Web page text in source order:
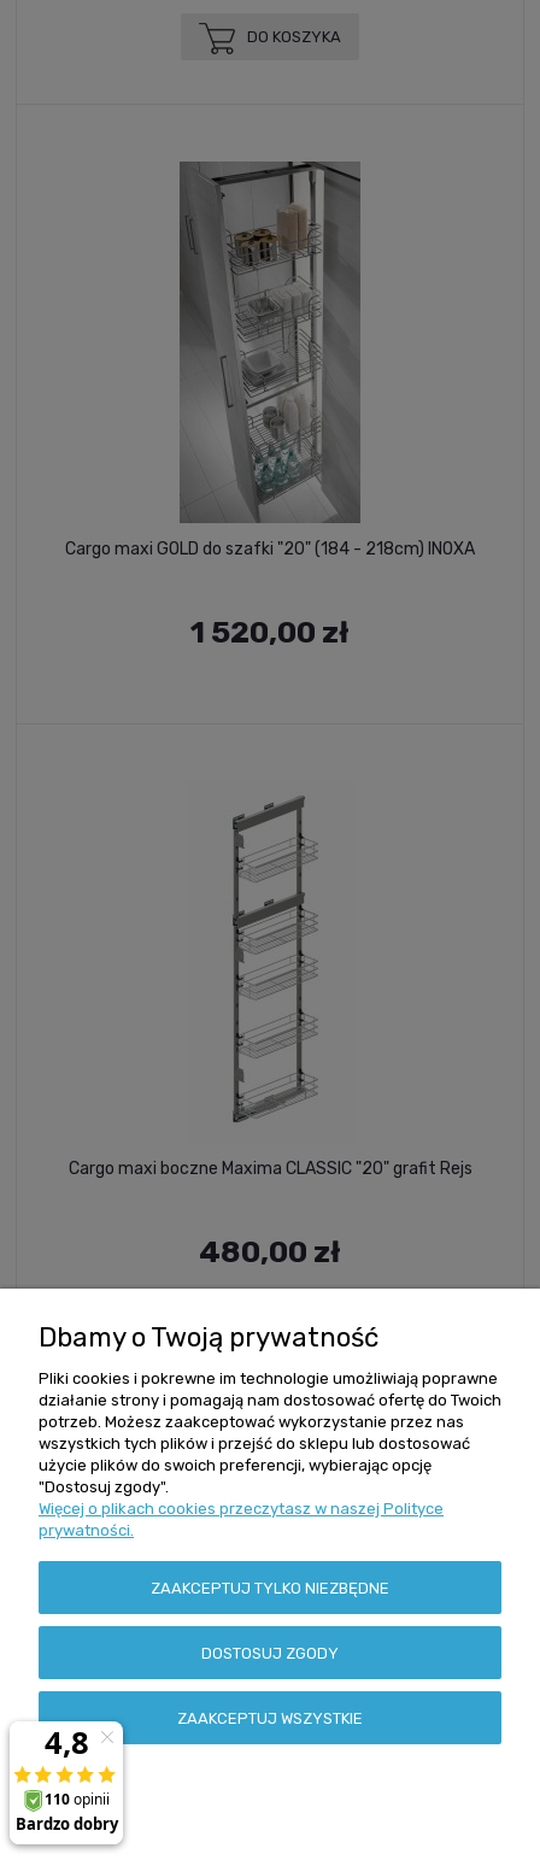
DO KOSZYKA
Cargo maxi GOLD do szafki "20" (184 - 218cm) INOXA
1 520,00 zł
Cargo maxi boczne Maxima CLASSIC "20" grafit Rejs
480,00 zł
DO KOSZYKA
Cargo maxi boczne Maxima CLASSIC "20" chrom Rejs
Dbamy o Twoją prywatność
Pliki cookies i pokrewne im technologie umożliwiają poprawne
działanie strony i pomagają nam dostosować ofertę do Twoich
potrzeb. Możesz zaakceptować wykorzystanie przez nas
wszystkich tych plików i przejść do sklepu lub dostosować
użycie plików do swoich preferencji, wybierając opcję
"Dostosuj zgody".
Więcej o plikach cookies przeczytasz w naszej Polityce
prywatności.
ZAAKCEPTUJ TYLKO NIEZBĘDNE
DOSTOSUJ ZGODY
ZAAKCEPTUJ WSZYSTKIE